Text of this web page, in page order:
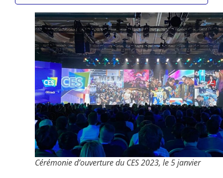
Cérémonie d’ouverture du CES 2023, le 5 janvier